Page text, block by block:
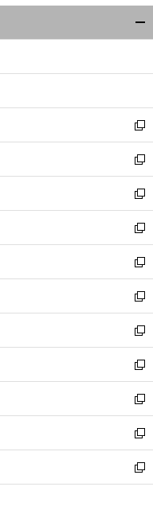
ウ
ィ
ン
ウ
開
く
新
し
い
ウ
ィ
ン
ド
ウ
で
開
く
新
し
い
ウ
ィ
ン
ド
ウ
で
開
く
新
し
い
ウ
ィ
ン
ド
ウ
で
開
く
新
し
い
ウ
ィ
ン
ド
ウ
で
開
く
新
し
い
ウ
ィ
ン
ド
ウ
で
開
く
新
し
い
ウ
ィ
ン
ド
ウ
で
開
く
新
し
い
ウ
ィ
ン
ド
ウ
で
開
新
し
い
ウ
ィ
ン
ド
ウ
新
し
い
ウ
ィ
ン
新
し
い
ウ
新
し